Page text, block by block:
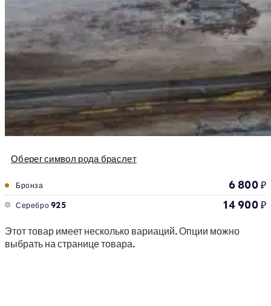
Оберег символ рода браслет
Бронза 6 800₽
Серебро 925 14 900₽
Этот товар имеет несколько вариаций. Опции можно
выбрать на странице товара.